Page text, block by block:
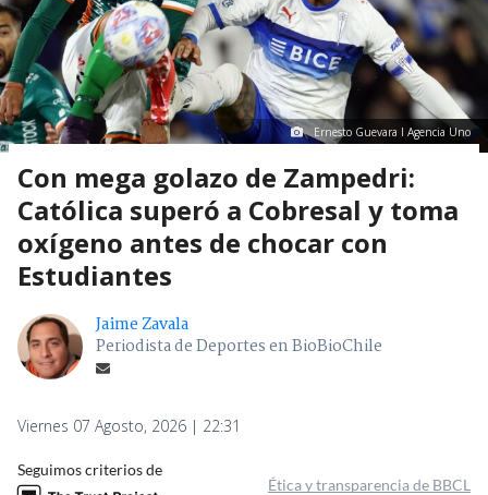
Ernesto Guevara I Agencia Uno
Con mega golazo de Zampedri:
Católica superó a Cobresal y toma
oxígeno antes de chocar con
Estudiantes
Jaime Zavala
Periodista de Deportes en BioBioChile
Viernes 07 Agosto, 2026 | 22:31
Seguimos criterios de
Ética y transparencia de BBCL